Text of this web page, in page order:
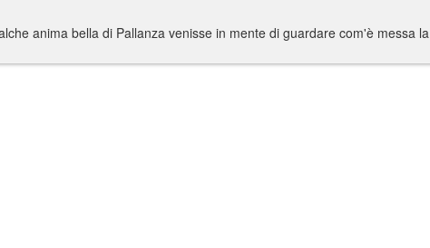
anima bella di Pallanza venisse in mente di guardare com'è messa la